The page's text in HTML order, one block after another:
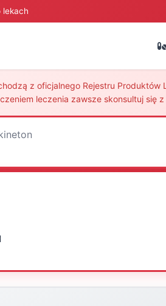
lekach
z oficjalnego Rejestru
leczenia zawsze skonsultuj się